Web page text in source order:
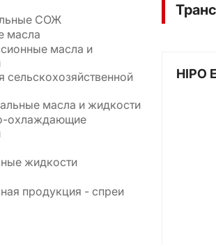
СОЖ
масла
масла и
сельскохозяйственной
масла и жидкости
охлаждающие
жидкости
продукция - спреи
HIPO